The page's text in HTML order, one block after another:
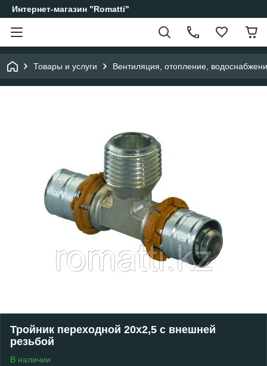
Интернет-магазин "Romatti"
Товары и услуги Вентиляция, отопление,
Тройник переходной 20x2,5 с внешней
резьбой
В наличии